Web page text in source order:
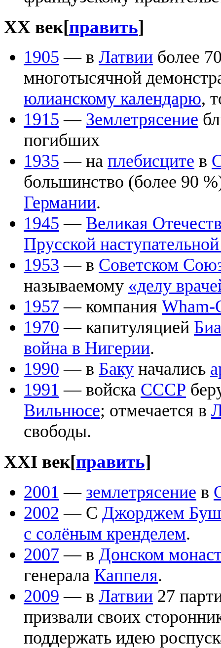
XX век[править]
1905 — в Латвии более
многотысячной
юлианскому календарю,
1915 — Землетрясение
погибших
1935 — на плебисците в
большинство (более 90
Германии.
1945 — Великая
Прусской
1953 — в Советском
называемому «делу
1957 — компания Wham-
1970 — капитуляцией
война в Нигерии.
1990 — в Баку начались
1991 — войска СССР
Вильнюсе; отмечается в
свободы.
XXI век[править]
2001 — землетрясение в
2002 — C Джорджем
с солёным кренделем.
2007 — в Донском
генерала Каппеля.
2009 — в Латвии 27
призвали своих
поддержать идею